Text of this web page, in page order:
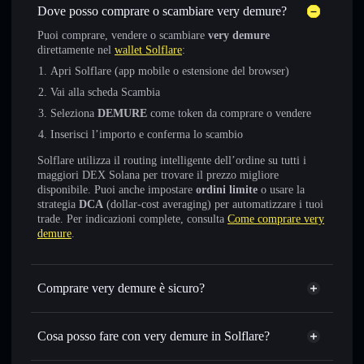
Dove posso comprare o scambiare very demure?
Puoi comprare, vendere o scambiare very demure
direttamente nel wallet Solflare:
Apri Solflare (app mobile o estensione del browser)
Vai alla scheda Scambia
Seleziona DEMURE come token da comprare o vendere
Inserisci l’importo e conferma lo scambio
Solflare utilizza il routing intelligente dell’ordine su tutti i
maggiori DEX Solana per trovare il prezzo migliore
disponibile. Puoi anche impostare ordini limite o usare la
strategia DCA (dollar-cost averaging) per automatizzare i tuoi
trade. Per indicazioni complete, consulta Come comprare very
demure.
Comprare very demure è sicuro?
very demure non è verificato
Cosa posso fare con very demure in Solflare?
very demure
wallet Solflare